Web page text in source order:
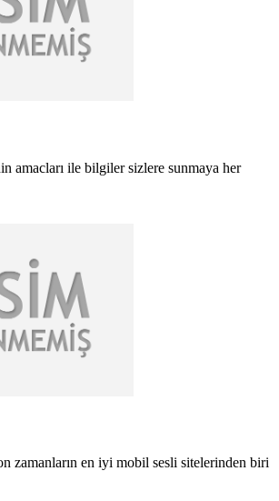
amacları ile bilgiler sizlere sunmaya her
zamanların en iyi mobil sesli sitelerinden biri